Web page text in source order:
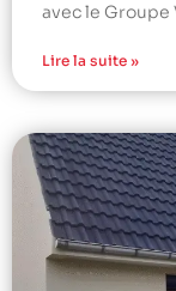
avec le
Lire la suite »